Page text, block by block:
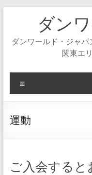
ダン
ダンワールド・ジャ
関東エ
ニ
ー
運動
ご入会すると